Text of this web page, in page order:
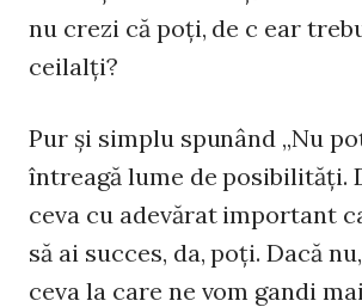
nu crezi că poți, de c ear
ceilalți?
Pur și simplu spunând „Nu
întreagă lume de posibilități.
ceva cu adevărat important
să ai succes, da, poți. Dacă
ceva la care ne vom gandi